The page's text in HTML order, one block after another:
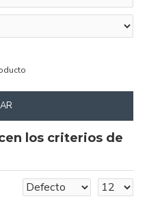
los criterios de